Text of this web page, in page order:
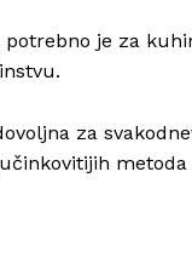
je za
za